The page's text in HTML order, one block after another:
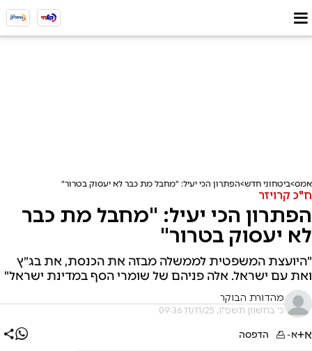
אמס ביטחוני חדש הפתרון הכי יעיל: "מחבל מת כבר לא יעסוק בטרור"
ח"כ קרויזר
הפתרון הכי יעיל: "מחבל מת כבר
לא יעסוק בטרור"
"היועצת המשפטית לממשלה מבזה את הכנסת, את בג״ץ
ואת עם ישראל. אלה פניהם של שומרי הסף במדינת ישראל"
מהדורת הבוקר
כ' בחשוון תשפ"ו, 11/11/25 09:36
א+א- הדפסה